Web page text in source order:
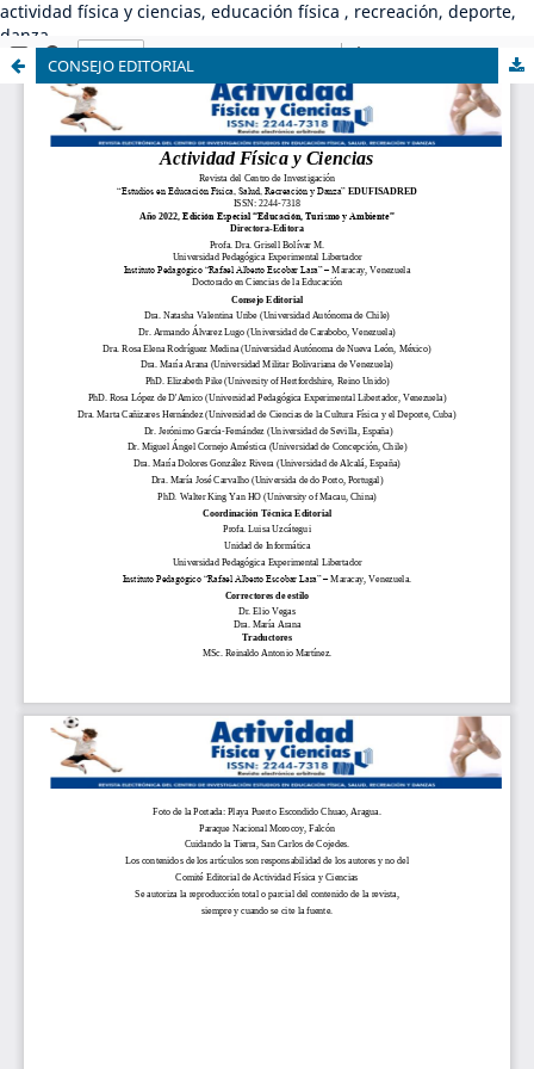
actividad física y ciencias, educación física , recreación, deporte,
danza
CONSEJO EDITORIAL